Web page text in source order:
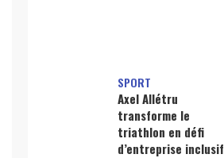
SPORT
Axel Allétru
transforme le
triathlon en défi
d’entreprise inclusif